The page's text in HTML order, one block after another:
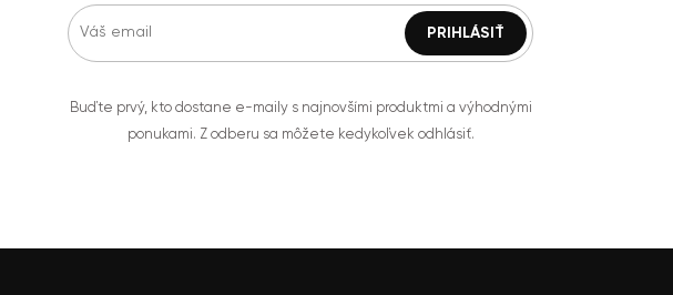
Buďte prvý, kto dostane e-maily s najnovšími produktmi a výhodnými
ponukami. Z odberu sa môžete kedykoľvek odhlásiť.